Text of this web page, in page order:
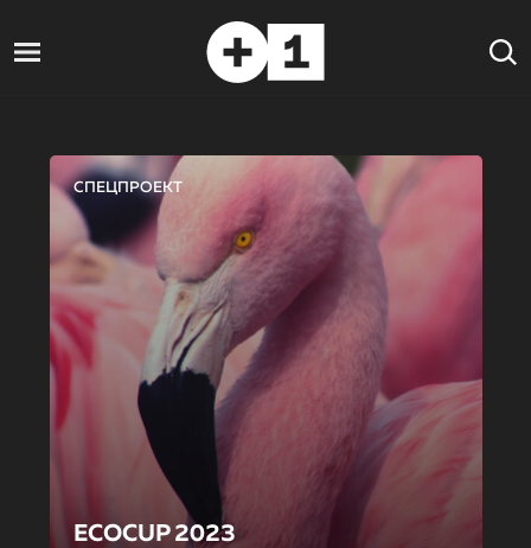
СПЕЦПРОЕКТ
ECOCUP 2023